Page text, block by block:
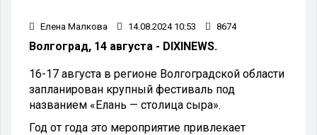
Елена Малкова 14.08.2024 10:53 8674
Волгоград, 14 августа - DIXINEWS.
16-17 августа в регионе Волгоградской области
запланирован крупный фестиваль под
названием «Елань — столица сыра».
Год от года это мероприятие привлекает